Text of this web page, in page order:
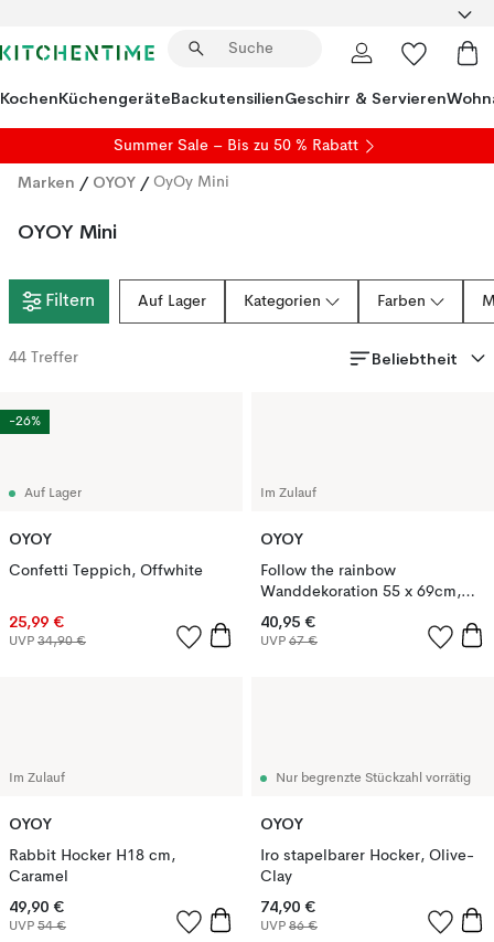
KochenKüchengeräteBackutensilienGeschirr & Servieren
Summer Sale – Bis zu 50 % Rabatt
Marken / OYOY / OyOy Mini
OYOY Mini
Filtern Auf Lager Kategorien Farben
44 Treffer Beliebtheit
Auf Lager
OYOY
Confetti Teppich, Offwhite
25,99 €
UVP 34,90 €
-26%
Im Zulauf
OYOY
Follow the rainbow
Wanddekoration 55 x 69cm,
Lavender
40,95 €
UVP 67 €
Im Zulauf
OYOY
Rabbit Hocker H18 cm,
Caramel
49,90 €
UVP 54 €
Nur begrenzte Stückzahl vorrätig
OYOY
Iro stapelbarer Hocker, Olive-
Clay
74,90 €
UVP 86 €